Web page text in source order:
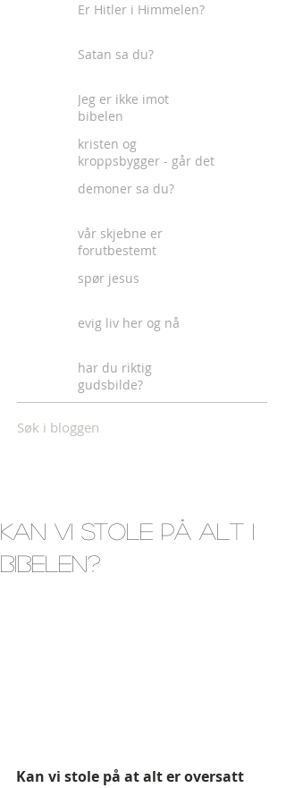
Søk i bloggen
Er Hitler i Himmelen?
Satan sa du?
Jeg er ikke imot
bibelen
kristen og
kroppsbygger - går det
demoner sa du?
vår skjebne er
forutbestemt
spør jesus
evig liv her og nå
har du riktig
gudsbilde?
Kan vi stole på alt i
Bibelen?
Kan vi stole på at alt er oversatt